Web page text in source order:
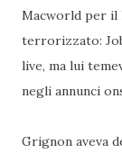
Macworld per il
terrorizzato:
live, ma lui
negli annunci
Grignon aveva